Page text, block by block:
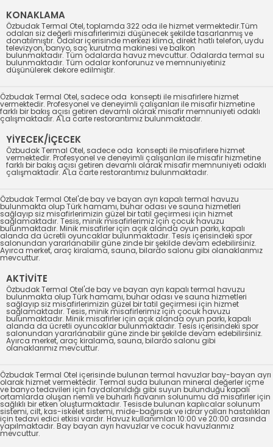
KONAKLAMA
Özbudak Termal Otel, toplamda 322 oda ile hizmet vermektedir.Tüm
odaları siz değerli misafirlerimizi düşünecek şekilde tasarlanmış ve
donatılmıştır. Odalar içerisinde merkezi klima, direkt hatlı telefon, uydu
televizyon, banyo, saç kurutma makinesi ve balkon
bulunmaktadır. Tüm odalarda havuz mevcuttur. Odalarda termal su
bulunmaktadır. Tüm odalar konforunuz ve memnuniyetiniz
düşünülerek dekore edilmiştir.
Özbudak Termal Otel, sadece oda konsepti ile misafirlere hizmet
vermektedir. Profesyonel ve deneyimli çalışanları ile misafir hizmetine
farklı bir bakış açısı getiren devamlı olarak misafir memnuniyeti odaklı
çalışmaktadır. A'La carte restorantımız bulunmaktadır.
YİYECEK/İÇECEK
Özbudak Termal Otel, sadece oda konsepti ile misafirlere hizmet
vermektedir. Profesyonel ve deneyimli çalışanları ile misafir hizmetine
farklı bir bakış açısı getiren devamlı olarak misafir memnuniyeti odaklı
çalışmaktadır. A'La carte restorantımız bulunmaktadır.
Özbudak Termal Otel'de bay ve bayan ayrı kapalı termal havuzu
bulunmakta olup Türk hamamı, buhar odası ve sauna hizmetleri
sağlayıp siz misafirlerimizin güzel bir tatil geçirmesi için hizmet
sağlamaktadır. Tesis, minik misafirlerimiz için çocuk havuzu
bulunmaktadır. Minik misafirler için açık alanda oyun parkı, kapalı
alanda da ücretli oyuncaklar bulunmaktadır. Tesis içerisindeki spor
salonundan yararlanabilir güne zinde bir şekilde devam edebilirsiniz.
Ayırca merket, araç kiralama, sauna, bilardo salonu gibi olanaklarımız
mevcuttur.
AKTİVİTE
Özbudak Termal Otel'de bay ve bayan ayrı kapalı termal havuzu
bulunmakta olup Türk hamamı, buhar odası ve sauna hizmetleri
sağlayıp siz misafirlerimizin güzel bir tatil geçirmesi için hizmet
sağlamaktadır. Tesis, minik misafirlerimiz için çocuk havuzu
bulunmaktadır. Minik misafirler için açık alanda oyun parkı, kapalı
alanda da ücretli oyuncaklar bulunmaktadır. Tesis içerisindeki spor
salonundan yararlanabilir güne zinde bir şekilde devam edebilirsiniz.
Ayırca merket, araç kiralama, sauna, bilardo salonu gibi
olanaklarımız mevcuttur.
Özbudak Termal Otel içerisinde bulunan termal havuzlar bay-bayan ayrı
olarak hizmet vermektedir. Termal suda bulunan mineral değerler içme
ve banyo tedavileri için faydalanıldığı gibi suyun bulunduğu kapalı
ortamlarda oluşan nemli ve buharlı havanın solunumu da misafirler için
sağlıklı bir etken oluşturmaktadır. Tesisde bulunan kaplıcalar solunum
sistemi, cilt, kas-iskelet sistemi, mide-bağırsak ve idrar yolları hastalıkları
için tedavi edici etkisi vardır. Havuz kullanımları 10:00 ve 20:00 arasında
yapılmaktadır. Bay bayan ayrı havuzlar ve cocuk havuzlarımız
mevcuttur.